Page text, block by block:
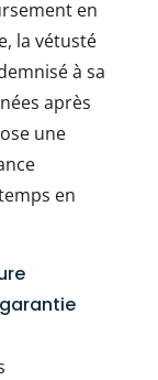
en
la vétusté
à sa
après
une
en